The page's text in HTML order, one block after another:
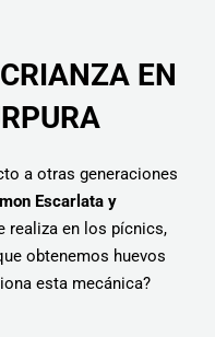
EN
a otras generaciones
Escarlata y
realiza en los pícnics,
obtenemos huevos
esta mecánica?